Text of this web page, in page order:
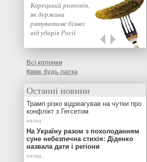
Корецький розповів,
як держава
рятуватиме бізнес
від ударів Росії
Всі колонки
Квви, будь ласка
Останні новини
Трамп різко відреагував на чутки про
конфлікт з Гегсетом
На Україну разом з похолоданням
суне небезпечна стихія: Діденко
назвала дати і регіони